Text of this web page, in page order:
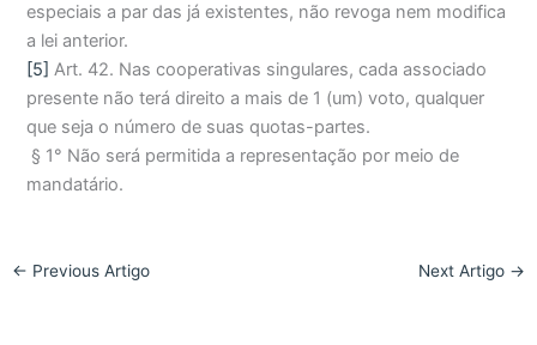
especiais a par das já existentes, não revoga nem modifica
a lei anterior.
[5] Art. 42. Nas cooperativas singulares, cada associado
presente não terá direito a mais de 1 (um) voto, qualquer
que seja o número de suas quotas-partes.
§ 1° Não será permitida a representação por meio de
mandatário.
← Previous Artigo Next Artigo →